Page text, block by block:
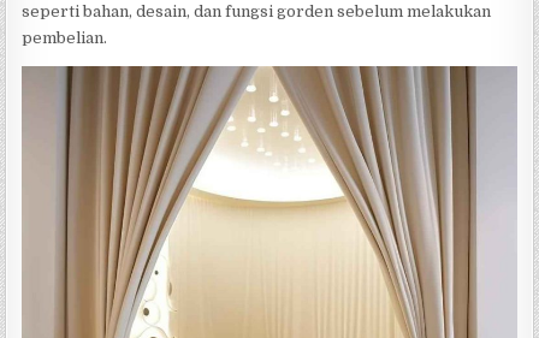
seperti bahan, desain, dan fungsi gorden sebelum melakukan
pembelian.